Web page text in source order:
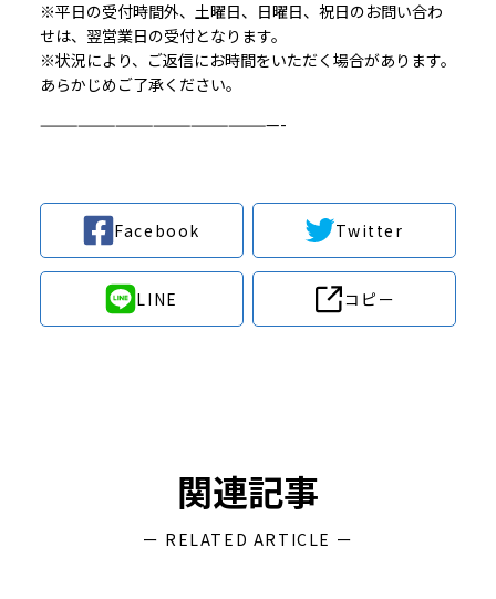
※平日の受付時間外、土曜日、日曜日、祝日のお問い合わ
せは、翌営業日の受付となります。
※状況により、ご返信にお時間をいただく場合があります。
あらかじめご了承ください。
———————————————————-
Facebook Twitter
LINE コピー
関連記事
ー RELATED ARTICLE ー